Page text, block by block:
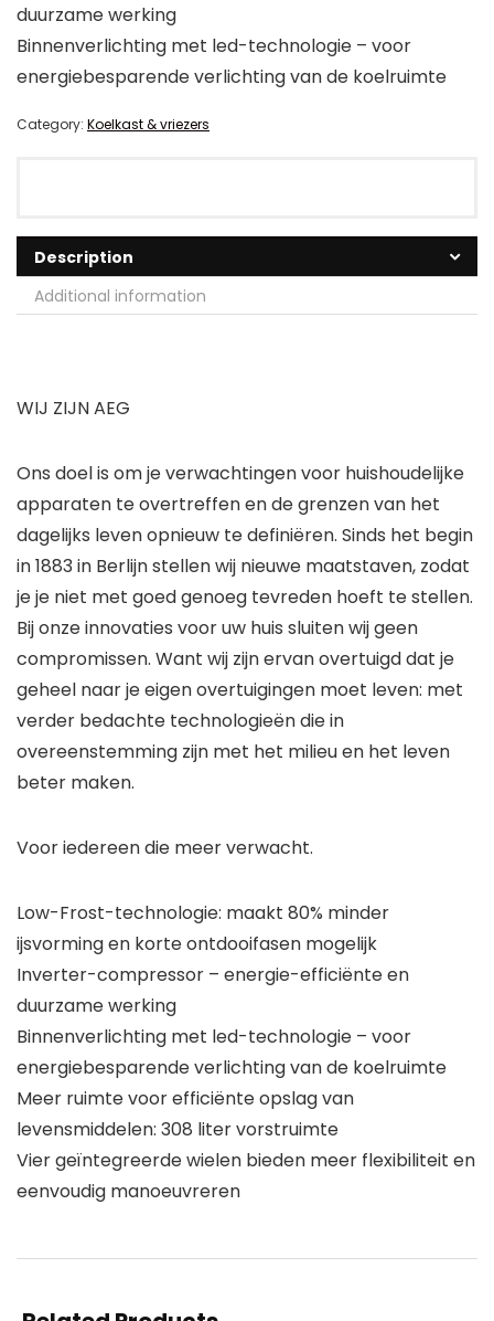
duurzame werking
Binnenverlichting met led-technologie – voor
energiebesparende verlichting van de koelruimte
Category: Koelkast & vriezers
Description
Additional information
WIJ ZIJN AEG
Ons doel is om je verwachtingen voor huishoudelijke
apparaten te overtreffen en de grenzen van het
dagelijks leven opnieuw te definiëren. Sinds het begin
in 1883 in Berlijn stellen wij nieuwe maatstaven, zodat
je je niet met goed genoeg tevreden hoeft te stellen.
Bij onze innovaties voor uw huis sluiten wij geen
compromissen. Want wij zijn ervan overtuigd dat je
geheel naar je eigen overtuigingen moet leven: met
verder bedachte technologieën die in
overeenstemming zijn met het milieu en het leven
beter maken.
Voor iedereen die meer verwacht.
Low-Frost-technologie: maakt 80% minder
ijsvorming en korte ontdooifasen mogelijk
Inverter-compressor – energie-efficiënte en
duurzame werking
Binnenverlichting met led-technologie – voor
energiebesparende verlichting van de koelruimte
Meer ruimte voor efficiënte opslag van
levensmiddelen: 308 liter vorstruimte
Vier geïntegreerde wielen bieden meer flexibiliteit en
eenvoudig manoeuvreren